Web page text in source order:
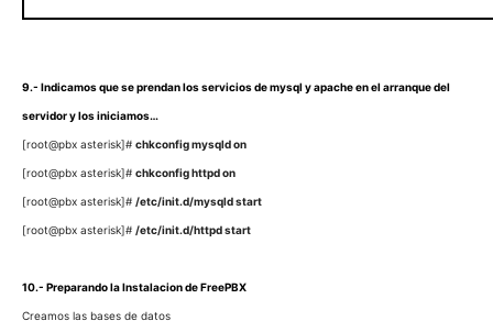
9.- Indicamos que se prendan los servicios de mysql y apache en el arranque del
servidor y los iniciamos…
[root@pbx asterisk]# chkconfig mysqld on
[root@pbx asterisk]# chkconfig httpd on
[root@pbx asterisk]# /etc/init.d/mysqld start
[root@pbx asterisk]# /etc/init.d/httpd start
10.- Preparando la Instalacion de FreePBX
Creamos las bases de datos